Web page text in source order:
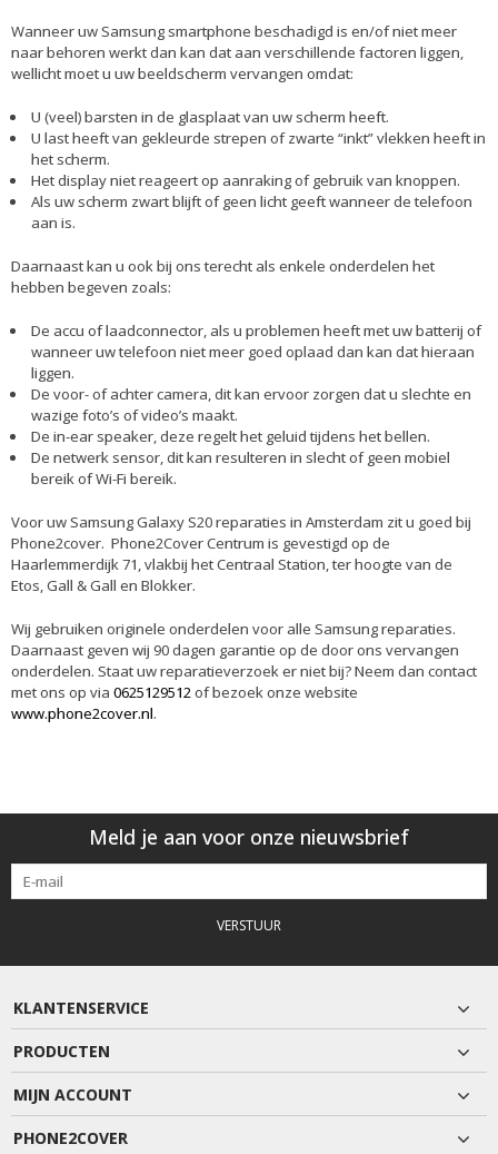
Wanneer uw Samsung smartphone beschadigd is en/of niet meer
naar behoren werkt dan kan dat aan verschillende factoren liggen,
wellicht moet u uw beeldscherm vervangen omdat:
U (veel) barsten in de glasplaat van uw scherm heeft.
U last heeft van gekleurde strepen of zwarte “inkt” vlekken heeft in
het scherm.
Het display niet reageert op aanraking of gebruik van knoppen.
Als uw scherm zwart blijft of geen licht geeft wanneer de telefoon
aan is.
Daarnaast kan u ook bij ons terecht als enkele onderdelen het
hebben begeven zoals:
De accu of laadconnector, als u problemen heeft met uw batterij of
wanneer uw telefoon niet meer goed oplaad dan kan dat hieraan
liggen.
De voor- of achter camera, dit kan ervoor zorgen dat u slechte en
wazige foto’s of video’s maakt.
De in-ear speaker, deze regelt het geluid tijdens het bellen.
De netwerk sensor, dit kan resulteren in slecht of geen mobiel
bereik of Wi-Fi bereik.
Voor uw Samsung Galaxy S20 reparaties in Amsterdam zit u goed bij
Phone2cover. Phone2Cover Centrum is gevestigd op de
Haarlemmerdijk 71, vlakbij het Centraal Station, ter hoogte van de
Etos, Gall & Gall en Blokker.
Wij gebruiken originele onderdelen voor alle Samsung reparaties.
Daarnaast geven wij 90 dagen garantie op de door ons vervangen
onderdelen. Staat uw reparatieverzoek er niet bij? Neem dan contact
met ons op via 0625129512of bezoek onze website
www.phone2cover.nl.
Meld je aan voor onze nieuwsbrief
VERSTUUR
KLANTENSERVICE
PRODUCTEN
MIJN ACCOUNT
PHONE2COVER